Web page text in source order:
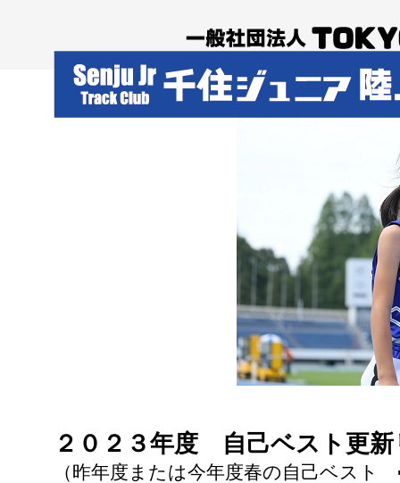
２０２３年度 自己ベスト更
（昨年度または今年度春の自己ベス